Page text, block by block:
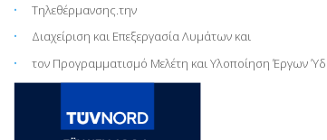
Τηλεθέρμανσης.την
Διαχείριση και Επεξεργασία Λυμάτων και
τον Προγραμματισμό Μελέτη και Υλοποίηση Έργων